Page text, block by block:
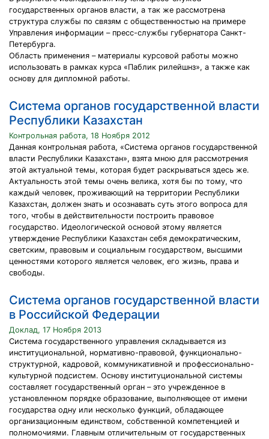
государственных органов власти, а так же рассмотрена
структура службы по связям с общественностью на примере
Управления информации – пресс-службы губернатора Санкт-
Петербурга.
Область применения – материалы курсовой работы можно
использовать в рамках курса «Паблик рилейшнз», а также как
основу для дипломной работы.
Система органов государственной власти
Республики Казахстан
Контрольная работа, 18 Ноября 2012
Данная контрольная работа, «Система органов государственной
власти Республики Казахстан», взята мною для рассмотрения
этой актуальной темы, которая будет раскрываться здесь же.
Актуальность этой темы очень велика, хотя бы по тому, что
каждый человек, проживающий на территории Республики
Казахстан, должен знать и осознавать суть этого вопроса для
того, чтобы в действительности построить правовое
государство. Идеологической основой этому является
утверждение Республики Казахстан себя демократическим,
светским, правовым и социальным государством, высшими
ценностями которого является человек, его жизнь, права и
свободы.
Система органов государственной власти
в Российской Федерации
Доклад, 17 Ноября 2013
Система государственного управления складывается из
институциональной, нормативно-правовой, функционально-
структурной, кадровой, коммуникативной и профессионально-
культурной подсистем. Основу институциональной системы
составляет государственный орган – это учрежденное в
установленном порядке образование, выполняющее от имени
государства одну или несколько функций, обладающее
организационным единством, собственной компетенцией и
полномочиями. Главным отличительным от государственных